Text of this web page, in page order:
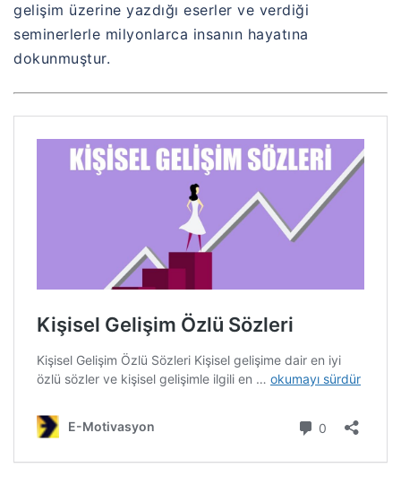
gelişim üzerine yazdığı eserler ve verdiği
seminerlerle milyonlarca insanın hayatına
dokunmuştur.